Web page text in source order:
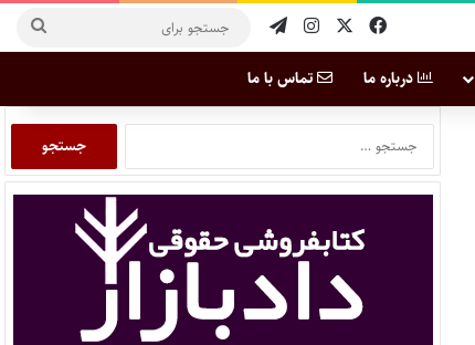
درباره ما تماس با ما